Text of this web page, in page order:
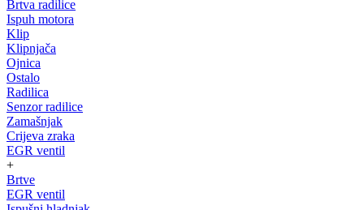
Brtva radilice
Ispuh motora
Klip
Klipnjača
Ojnica
Ostalo
Radilica
Senzor radilice
Zamašnjak
Crijeva zraka
EGR ventil
+
Brtve
EGR ventil